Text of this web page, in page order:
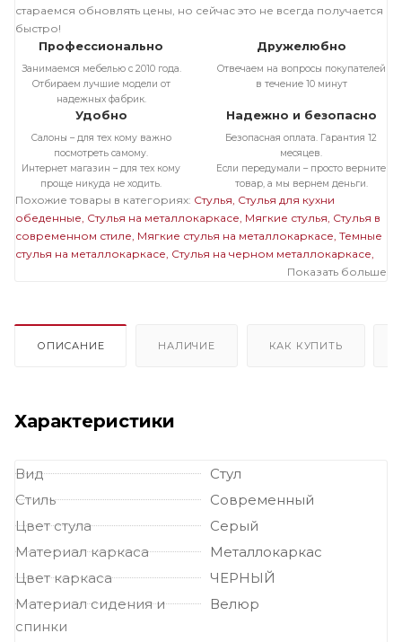
стараемся обновлять цены, но сейчас это не всегда получается
быстро!
Профессионально
Занимаемся мебелью с 2010 года.
Отбираем лучшие модели от
надежных фабрик.
Дружелюбно
Отвечаем на вопросы покупателей
в течение 10 минут
Удобно
Салоны – для тех кому важно
посмотреть самому.
Интернет магазин – для тех кому
проще никуда не ходить.
Надежно и безопасно
Безопасная оплата. Гарантия 12
месяцев.
Если передумали – просто верните
товар, а мы вернем деньги.
Похожие товары в категориях: Стулья Стулья для кухни
обеденные Стулья на металлокаркасе Мягкие стулья Стулья в
современном стиле Мягкие стулья на металлокаркасе Темные
стулья на металлокаркасе Стулья на черном металлокаркасе
Стулья бархатные с обивкой из велюра
стулья
Показать больше
ОПИСАНИЕ НАЛИЧИЕ КАК КУПИТЬ
Характеристики
Вид
Стул
Стиль
Современный
Цвет стула
Серый
Материал каркаса
Металлокаркас
Цвет каркаса
ЧЕРНЫЙ
Материал сидения и
спинки
Велюр